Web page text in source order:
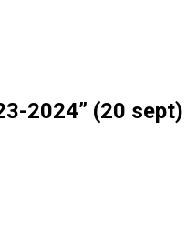
2024” (20 sept)